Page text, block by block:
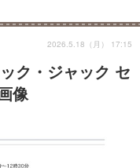
ク・ジャック セ
像
2026.5.18（月） 17:15